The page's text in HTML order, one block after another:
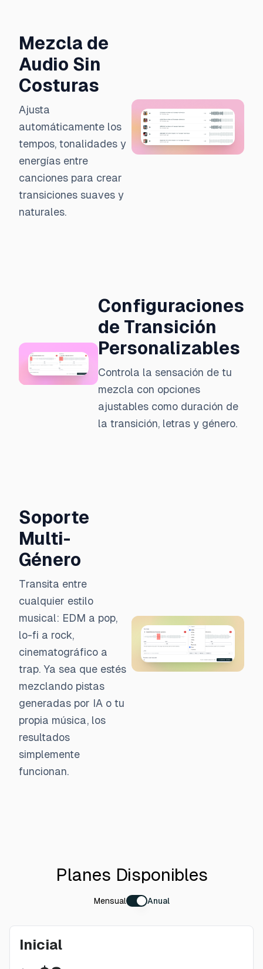
Mezcla de
Audio Sin
Costuras
Ajusta
automáticamente los
tempos, tonalidades y
energías entre
canciones para crear
transiciones suaves y
naturales.
Configuraciones
de Transición
Personalizables
Controla la sensación de tu
mezcla con opciones
ajustables como duración de
la transición, letras y género.
Soporte
Multi-
Género
Transita entre
cualquier estilo
musical: EDM a pop,
lo-fi a rock,
cinematográfico a
trap. Ya sea que estés
mezclando pistas
generadas por IA o tu
propia música, los
resultados
simplemente
funcionan.
Planes Disponibles
Mensual Anual
Inicial